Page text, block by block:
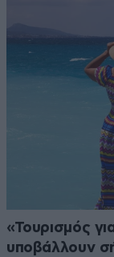
«Τουρισμός
υποβάλλουν